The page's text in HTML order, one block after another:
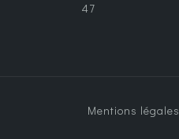
47
Mentions légales